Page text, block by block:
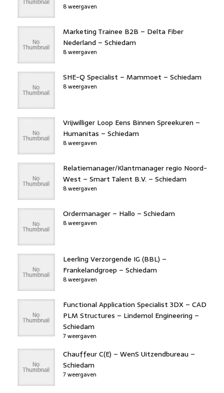
8 weergaven
Marketing Trainee B2B – Delta Fiber
Nederland – Schiedam
8 weergaven
SHE-Q Specialist – Mammoet – Schiedam
8 weergaven
Vrijwilliger Loop Eens Binnen Spreekuren –
Humanitas – Schiedam
8 weergaven
Relatiemanager/Klantmanager regio Noord-
West – Smart Talent B.V. – Schiedam
8 weergaven
Ordermanager – Hallo – Schiedam
8 weergaven
Leerling Verzorgende IG (BBL) –
Frankelandgroep – Schiedam
8 weergaven
Functional Application Specialist 3DX – CAD
PLM Structures – Lindemol Engineering –
Schiedam
7 weergaven
Chauffeur C(E) – WenS Uitzendbureau –
Schiedam
7 weergaven